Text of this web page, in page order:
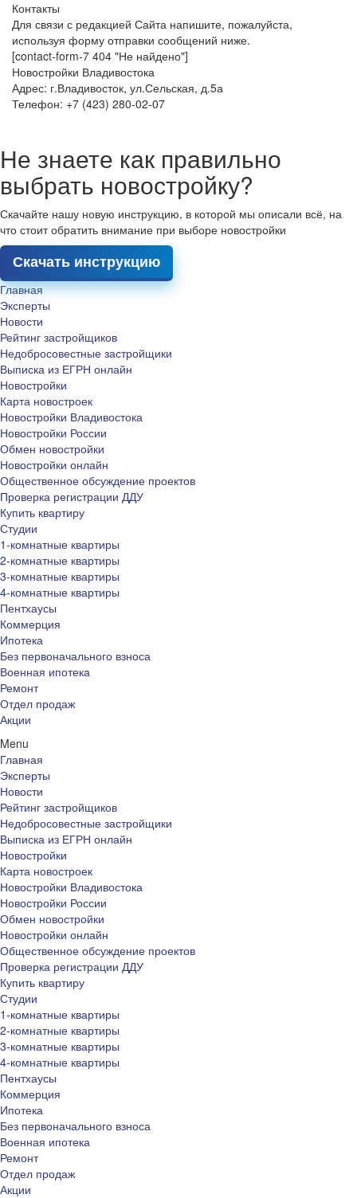
Контакты
Для связи с редакцией Сайта напишите, пожалуйста,
используя форму отправки сообщений ниже.
[contact-form-7 404 "Не найдено"]
Новостройки Владивостока
Адрес: г.Владивосток, ул.Сельская, д.5а
Телефон: +7 (423) 280-02-07
Не знаете как правильно
выбрать новостройку?
Скачайте нашу новую инструкцию, в которой мы описали всё, на
что стоит обратить внимание при выборе новостройки
Скачать инструкцию
Главная
Эксперты
Новости
Рейтинг застройщиков
Недобросовестные застройщики
Выписка из ЕГРН онлайн
Новостройки
Карта новостроек
Новостройки Владивостока
Новостройки России
Обмен новостройки
Новостройки онлайн
Общественное обсуждение проектов
Проверка регистрации ДДУ
Купить квартиру
Студии
1-комнатные квартиры
2-комнатные квартиры
3-комнатные квартиры
4-комнатные квартиры
Пентхаусы
Коммерция
Ипотека
Без первоначального взноса
Военная ипотека
Ремонт
Отдел продаж
Акции
Menu
Главная
Эксперты
Новости
Рейтинг застройщиков
Недобросовестные застройщики
Выписка из ЕГРН онлайн
Новостройки
Карта новостроек
Новостройки Владивостока
Новостройки России
Обмен новостройки
Новостройки онлайн
Общественное обсуждение проектов
Проверка регистрации ДДУ
Купить квартиру
Студии
1-комнатные квартиры
2-комнатные квартиры
3-комнатные квартиры
4-комнатные квартиры
Пентхаусы
Коммерция
Ипотека
Без первоначального взноса
Военная ипотека
Ремонт
Отдел продаж
Акции